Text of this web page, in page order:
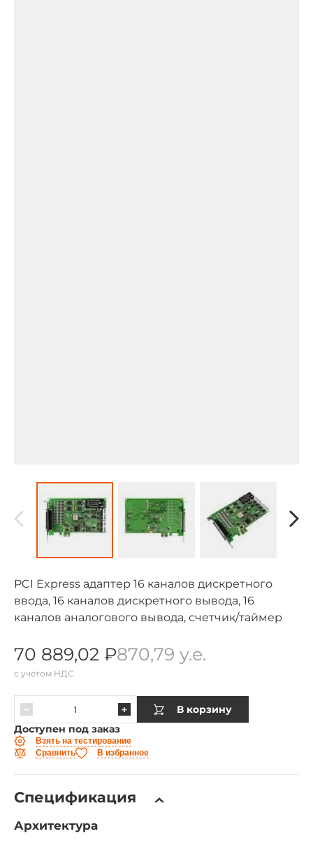
PCI Express адаптер 16 каналов дискретного
ввода, 16 каналов дискретного вывода, 16
каналов аналогового вывода, счетчик/таймер
70 889,02 ₽870,79 у.е.
с учетом НДС
В корзину
Доступен под заказ
Взять на тестирование
Сравнить
В избранное
Спецификация
Архитектура